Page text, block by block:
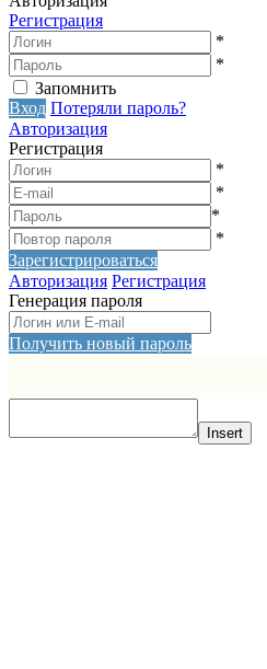
Регистрация
*
*
Запомнить
Вход Потеряли пароль?
Авторизация
Регистрация
*
*
*
*
Зарегистрироваться
Авторизация Регистрация
Генерация пароля
Получить новый пароль
Insert